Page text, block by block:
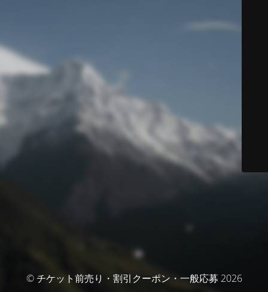
© チケット前売り・割引クーポン・一般応募 2026